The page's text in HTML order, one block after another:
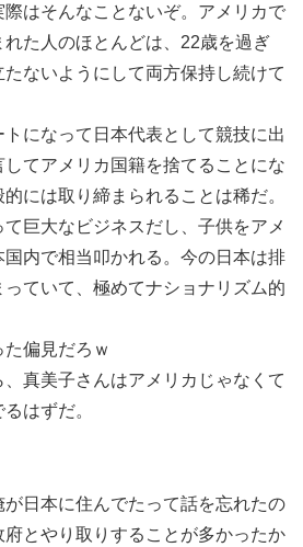
はそんなことないぞ。アメリカで
れた人のほとんどは、22歳を過ぎ
ないようにして両方保持し続けて
になって日本代表として競技に出
てアメリカ国籍を捨てることにな
には取り締まられることは稀だ。
て巨大なビジネスだし、子供をアメ
国内で相当叩かれる。今の日本は排
ていて、極めてナショナリズム的
偏見だろｗ
、真美子さんはアメリカじゃなくて
はずだ。
日本に住んでたって話を忘れたの
とやり取りすることが多かったか